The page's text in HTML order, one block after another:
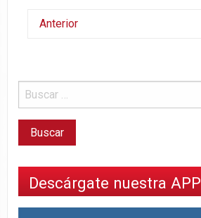
Anterior
Descárgate nuestra APP